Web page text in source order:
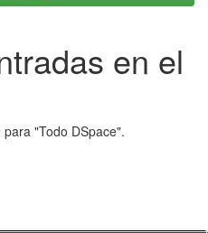
en el
"Todo DSpace".